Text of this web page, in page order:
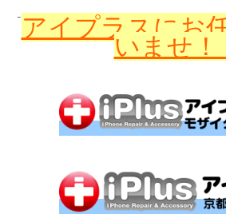
アイプラスに お
いませ！